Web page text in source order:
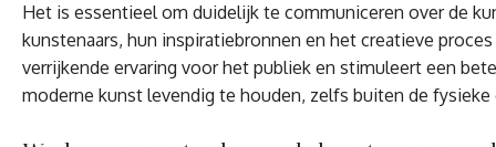
Het is essentieel om duidelijk te communiceren over de
kunstenaars, hun inspiratiebronnen en het creatieve
verrijkende ervaring voor het publiek en stimuleert een
moderne kunst levendig te houden, zelfs buiten de fysieke